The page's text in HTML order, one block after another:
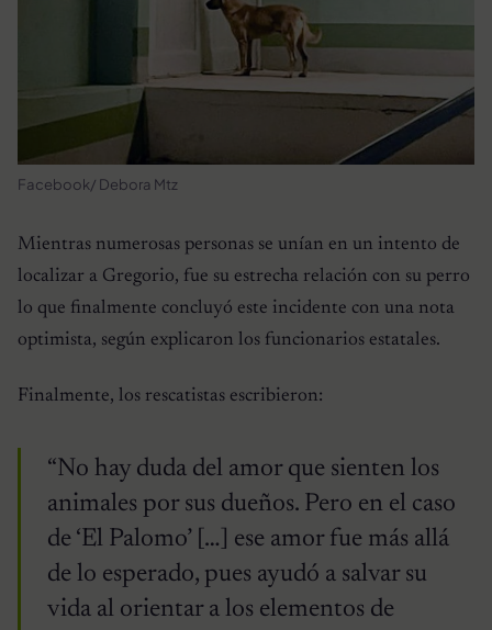
Facebook/ Debora Mtz
Mientras numerosas personas se unían en un intento de
localizar a Gregorio, fue su estrecha relación con su perro
lo que finalmente concluyó este incidente con una nota
optimista, según explicaron los funcionarios estatales.
Finalmente, los rescatistas escribieron:
“No hay duda del amor que sienten los
animales por sus dueños. Pero en el caso
de ‘El Palomo’ […] ese amor fue más allá
de lo esperado, pues ayudó a salvar su
vida al orientar a los elementos de